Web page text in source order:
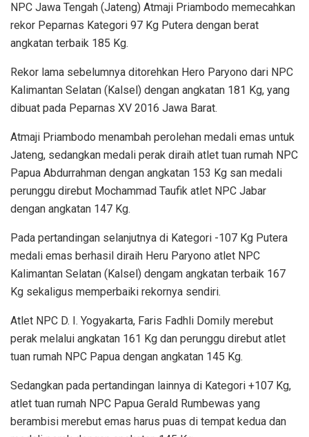
NPC Jawa Tengah (Jateng) Atmaji Priambodo memecahkan
rekor Peparnas Kategori 97 Kg Putera dengan berat
angkatan terbaik 185 Kg.
Rekor lama sebelumnya ditorehkan Hero Paryono dari NPC
Kalimantan Selatan (Kalsel) dengan angkatan 181 Kg, yang
dibuat pada Peparnas XV 2016 Jawa Barat.
Atmaji Priambodo menambah perolehan medali emas untuk
Jateng, sedangkan medali perak diraih atlet tuan rumah NPC
Papua Abdurrahman dengan angkatan 153 Kg san medali
perunggu direbut Mochammad Taufik atlet NPC Jabar
dengan angkatan 147 Kg.
Pada pertandingan selanjutnya di Kategori -107 Kg Putera
medali emas berhasil diraih Heru Paryono atlet NPC
Kalimantan Selatan (Kalsel) dengam angkatan terbaik 167
Kg sekaligus memperbaiki rekornya sendiri.
Atlet NPC D. I. Yogyakarta, Faris Fadhli Domily merebut
perak melalui angkatan 161 Kg dan perunggu direbut atlet
tuan rumah NPC Papua dengan angkatan 145 Kg.
Sedangkan pada pertandingan lainnya di Kategori +107 Kg,
atlet tuan rumah NPC Papua Gerald Rumbewas yang
berambisi merebut emas harus puas di tempat kedua dan